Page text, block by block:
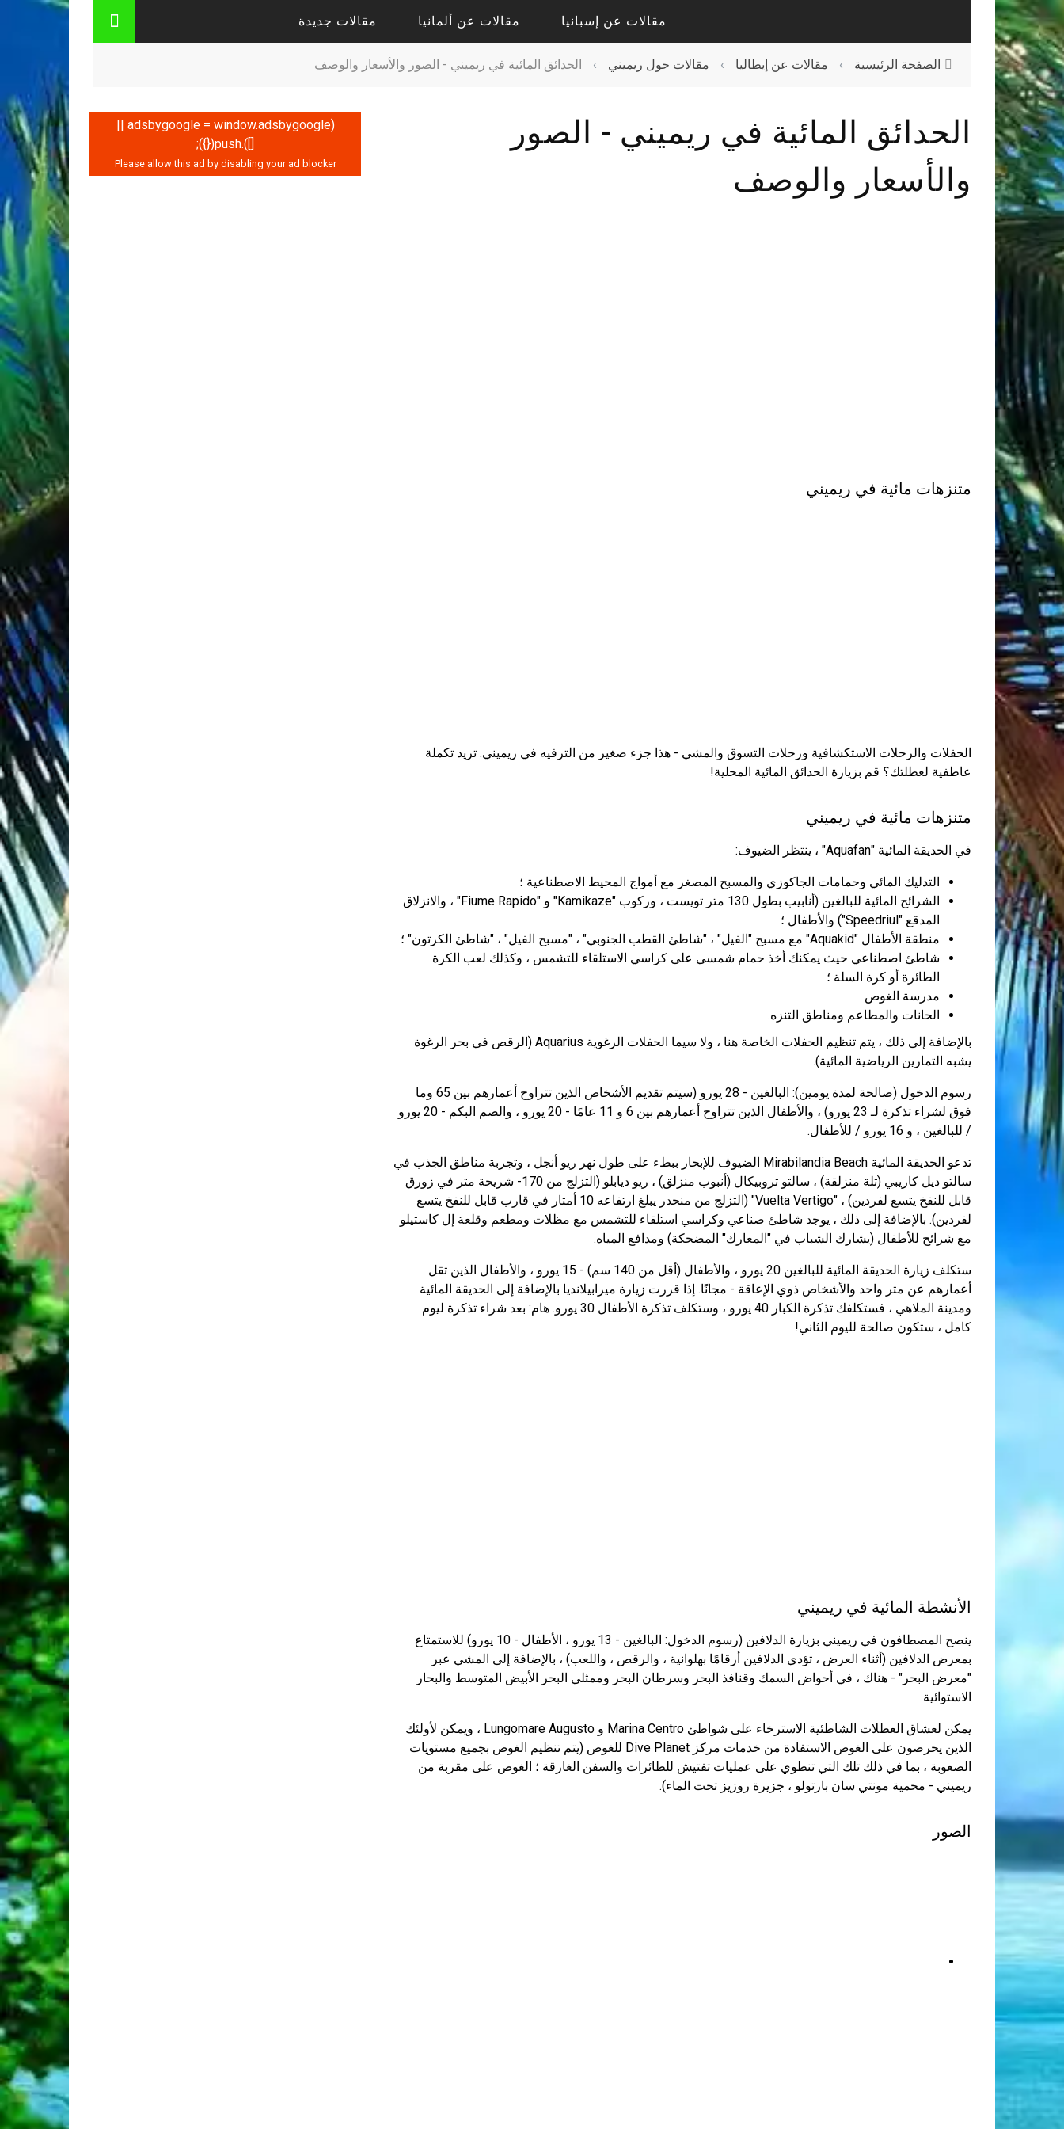
مقالات عن إسبانيا
مقالات حول فالنسيا
مقالات عن ألمانيا مقالات جديدة
الصفحة الرئيسية › مقالات عن إيطاليا › مقالات حول ريميني › الحدائق المائية في ريميني - الصور والأسعار والوصف
الحدائق المائية في ريميني - الصور
والأسعار والوصف
متنزهات مائية في ريميني
الحفلات والرحلات الاستكشافية ورحلات التسوق والمشي - هذا جزء صغير من الترفيه في ريميني. تريد تكملة
عاطفية لعطلتك؟ قم بزيارة الحدائق المائية المحلية!
متنزهات مائية في ريميني
في الحديقة المائية "Aquafan" ، ينتظر الضيوف:
التدليك المائي وحمامات الجاكوزي والمسبح المصغر مع أمواج المحيط الاصطناعية ؛
الشرائح المائية للبالغين (أنابيب بطول 130 متر تويست ، وركوب "Kamikaze" و "Fiume Rapido" ، والانزلاق
المدقع "Speedriul") والأطفال ؛
منطقة الأطفال "Aquakid" مع مسبح "الفيل" ، "شاطئ القطب الجنوبي" ، "مسبح الفيل" ، "شاطئ الكرتون" ؛
شاطئ اصطناعي حيث يمكنك أخذ حمام شمسي على كراسي الاستلقاء للتشمس ، وكذلك لعب الكرة
الطائرة أو كرة السلة ؛
مدرسة الغوص
الحانات والمطاعم ومناطق التنزه.
بالإضافة إلى ذلك ، يتم تنظيم الحفلات الخاصة هنا ، ولا سيما الحفلات الرغوية Aquarius (الرقص في بحر الرغوة
يشبه التمارين الرياضية المائية).
رسوم الدخول (صالحة لمدة يومين): البالغين - 28 يورو (سيتم تقديم الأشخاص الذين تتراوح أعمارهم بين 65 وما
فوق لشراء تذكرة لـ 23 يورو) ، والأطفال الذين تتراوح أعمارهم بين 6 و 11 عامًا - 20 يورو ، والصم البكم - 20 يورو
/ للبالغين ، و 16 يورو / للأطفال.
تدعو الحديقة المائية Mirabilandia Beach الضيوف للإبحار ببطء على طول نهر ريو أنجل ، وتجربة مناطق الجذب في
سالتو ديل كاريبي (تلة منزلقة) ، سالتو تروبيكال (أنبوب منزلق) ، ريو ديابلو (التزلج من 170- شريحة متر في زورق
قابل للنفخ يتسع لفردين) ، "Vuelta Vertigo" (التزلج من منحدر يبلغ ارتفاعه 10 أمتار في قارب قابل للنفخ يتسع
لفردين). بالإضافة إلى ذلك ، يوجد شاطئ صناعي وكراسي استلقاء للتشمس مع مظلات ومطعم وقلعة إل كاستيلو
مع شرائح للأطفال (يشارك الشباب في "المعارك" المضحكة) ومدافع المياه.
ستكلف زيارة الحديقة المائية للبالغين 20 يورو ، والأطفال (أقل من 140 سم) - 15 يورو ، والأطفال الذين تقل
أعمارهم عن متر واحد والأشخاص ذوي الإعاقة - مجانًا. إذا قررت زيارة ميرابيلانديا بالإضافة إلى الحديقة المائية
ومدينة الملاهي ، فستكلفك تذكرة الكبار 40 يورو ، وستكلف تذكرة الأطفال 30 يورو. هام: بعد شراء تذكرة ليوم
كامل ، ستكون صالحة لليوم الثاني!
الأنشطة المائية في ريميني
ينصح المصطافون في ريميني بزيارة الدلافين (رسوم الدخول: البالغين - 13 يورو ، الأطفال - 10 يورو) للاستمتاع
بمعرض الدلافين (أثناء العرض ، تؤدي الدلافين أرقامًا بهلوانية ، والرقص ، واللعب) ، بالإضافة إلى المشي عبر
"معرض البحر" - هناك ، في أحواض السمك وقنافذ البحر وسرطان البحر وممثلي البحر الأبيض المتوسط ​​والبحار
الاستوائية.
يمكن لعشاق العطلات الشاطئية الاسترخاء على شواطئ Marina Centro و Lungomare Augusto ، ويمكن لأولئك
الذين يحرصون على الغوص الاستفادة من خدمات مركز Dive Planet للغوص (يتم تنظيم الغوص بجميع مستويات
الصعوبة ، بما في ذلك تلك التي تنطوي على عمليات تفتيش للطائرات والسفن الغارقة ؛ الغوص على مقربة من
ريميني - محمية مونتي سان بارتولو ، جزيرة روزيز تحت الماء).
الصور
(adsbygoogle = window.adsbygoogle ||
[]).push({});